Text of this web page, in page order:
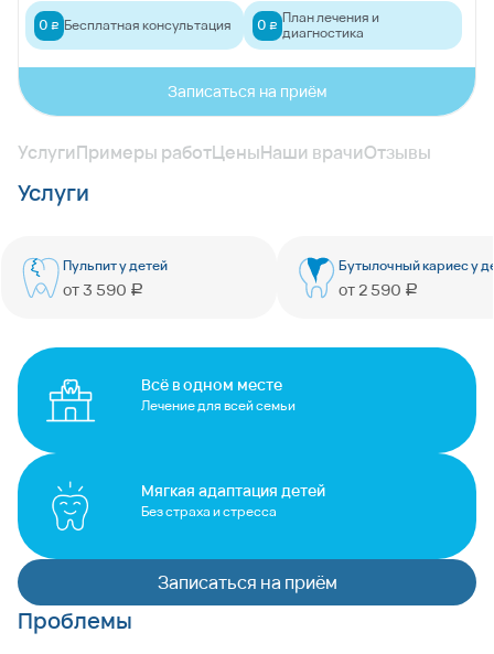
0 руб Бесплатная консультация 0 руб План лечения и
диагностика
Записаться на приём
УслугиПримеры работЦеныНаши врачиОтзывы
Услуги
Пульпит у детей
от3 590 руб
Бутылочный кариес у
от 2 590 руб
Всё в одном месте
Лечение для всей семьи
Мягкая адаптация детей
Без страха и стресса
Записаться на приём
Проблемы